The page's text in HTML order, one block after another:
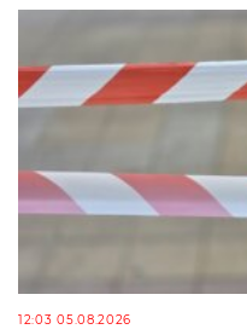
12:03 05.08.2026